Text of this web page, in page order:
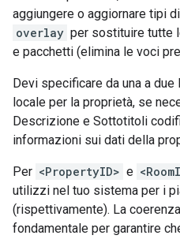
aggiungere o aggiornare tipi
overlay per sostituire tutte
e pacchetti (elimina le voci
Devi specificare da una a
locale per la proprietà, se
Descrizione e Sottotitoli
informazioni sui dati della
Per <PropertyID> e
utilizzi nel tuo sistema per i
(rispettivamente). La
fondamentale per garantire